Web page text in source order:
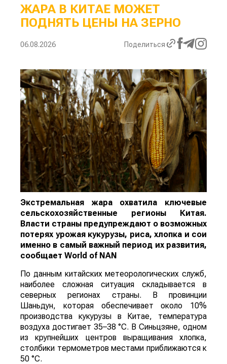
ЖАРА В КИТАЕ МОЖЕТ
ПОДНЯТЬ ЦЕНЫ НА ЗЕРНО
06.08.2026 Поделиться
Экстремальная жара охватила ключевые
сельскохозяйственные регионы Китая.
Власти страны предупреждают о возможных
потерях урожая кукурузы, риса, хлопка и сои
именно в самый важный период их развития,
сообщает World of NAN
По данным китайских метеорологических служб,
наиболее сложная ситуация складывается в
северных регионах страны. В провинции
Шаньдун, которая обеспечивает около 10%
производства кукурузы в Китае, температура
воздуха достигает 35–38 °C. В Синьцзяне, одном
из крупнейших центров выращивания хлопка,
столбики термометров местами приближаются к
50 °C.